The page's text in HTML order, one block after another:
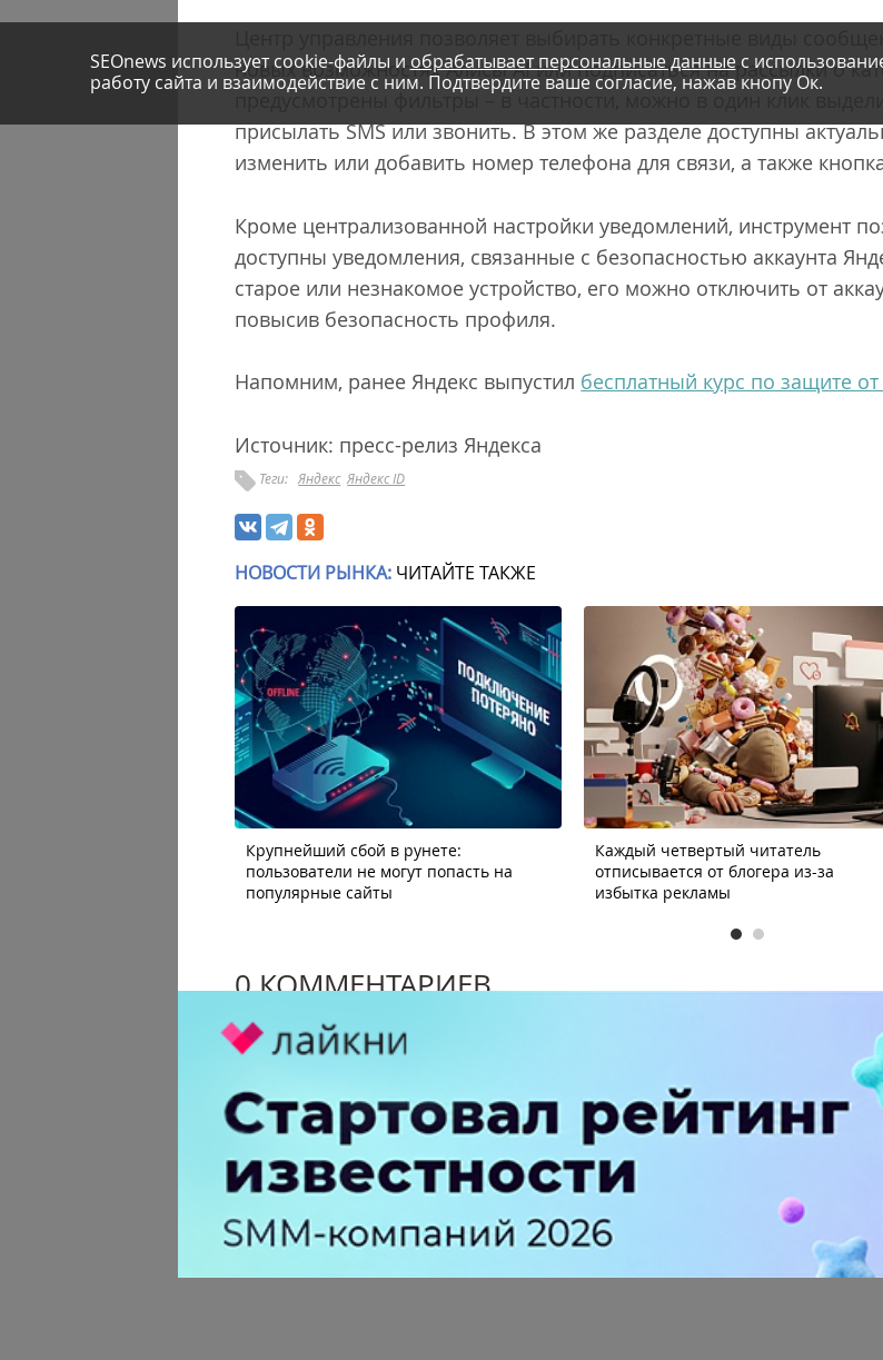
новых возможностях Алисы AI или подписаться на рассылки о
предусмотрены фильтры – в частности, можно в один клик
присылать SMS или звонить. В этом же разделе доступны
изменить или добавить номер телефона для связи, а также
Кроме централизованной настройки уведомлений, инструмент
доступны уведомления, связанные с безопасностью аккаунта
старое или незнакомое устройство, его можно отключить от
повысив безопасность профиля.
Напомним, ранее Яндекс выпустил бесплатный курс по защите
Источник: пресс-релиз Яндекса
Теги: Яндекс Яндекс ID
SEOnews использует cookie-файлы и обрабатывает персональные данныес
работу сайта и взаимодействие с ним. Подтвердите ваше согласие, нажав кнопу Ок.
НОВОСТИ РЫНКА: ЧИТАЙТЕ ТАКЖЕ
Крупнейший сбой в рунете:
пользователи не могут попасть на
популярные сайты
Каждый четвертый читатель
отписывается от блогера из-за
избытка рекламы
0 КОММЕНТАРИЕВ